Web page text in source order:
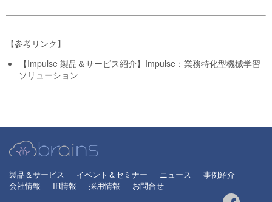
【参考リンク】
【Impulse 製品＆サービス紹介】Impulse：業務特化型機械学習
ソリューション
製品＆サービス イベント＆セミナー ニュース
事例紹介
会社情報
IR情報 採用情報 お問合せ